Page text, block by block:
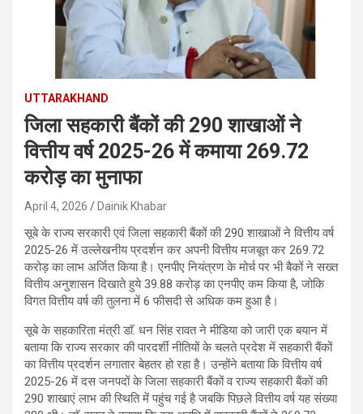
UTTARAKHAND
जिला सहकारी बैंकों की 290 शाखाओं ने
वित्तीय वर्ष 2025-26 में कमाया 269.72
करोड़ का मुनाफा
April 4, 2026 Dainik Khabar
सूबे के राज्य सरकारी एवं जिला सहकारी बैंकों की 290 शाखाओं ने वित्तीय वर्ष
2025-26 में उल्लेखनीय प्रदर्शन कर अपनी वित्तीय मजबूत कर 269.72
करोड़ का लाभ अर्जित किया है। एनपीए नियंत्रण के मोर्च पर भी बैकों ने सख्त
वित्तीय अनुशासन दिखाते हुये 39.88 करोड़ का एनपीए कम किया है, जोकि
विगत वित्तीय वर्ष की तुलना में 6 फीसदी से अधिक कम हुआ है।
सूबे के सहकारिता मंत्री डाॅ. धन सिंह रावत ने मीडिया को जारी एक बयान में
बताया कि राज्य सरकार की पारदर्शी नीतियों के चलते प्रदेश में सहकारी बैंकों
का वित्तीय प्रदर्शन लगातार बेहतर हो रहा है। उन्होंने बताया कि वित्तीय वर्ष
2025-26 में दस जनपदों के जिला सहकारी बैंकों व राज्य सहकारी बैंकों की
290 शाखाएं लाभ की स्थिति में पहुंच गई है जबकि पिछले वित्तीय वर्ष यह संख्या